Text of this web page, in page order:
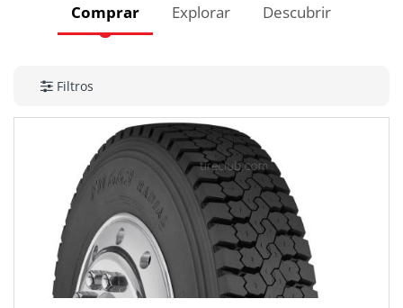
Comprar Explorar Descubrir
Filtros